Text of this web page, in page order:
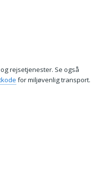
rejsetjenester. Se også
for miljøvenlig transport.